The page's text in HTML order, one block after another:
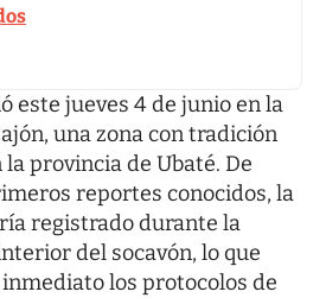
este jueves 4 de junio en la
una zona con tradición
provincia de Ubaté. De
reportes conocidos, la
registrado durante la
del socavón, lo que
los protocolos de